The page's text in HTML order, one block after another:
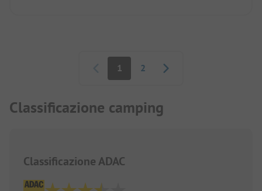
Paginazione
1 2
Classificazione camping
Classificazione ADAC